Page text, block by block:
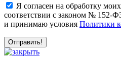
Я согласен на обработку
соответствии с законом № 152-
и принимаю условия Политики